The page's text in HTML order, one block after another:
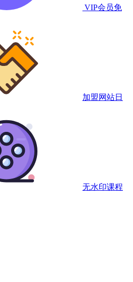
VIP会员免
加盟网站日
无水印课程